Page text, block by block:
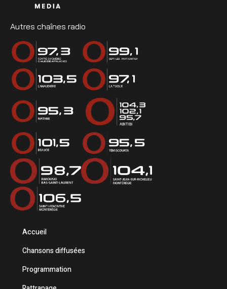
Autres chaînes radio
Accueil
Chansons diffusées
Programmation